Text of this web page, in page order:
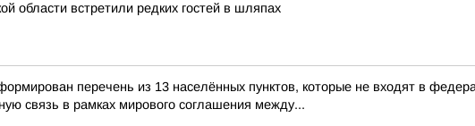
области встретили редких гостей в шляпах
перечень из 13 населённых пунктов, которые не входят в
связь в рамках мирового соглашения между...